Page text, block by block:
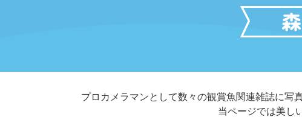
プロカメラマンとして数々の観賞魚関連雑誌に写
当ページでは美し